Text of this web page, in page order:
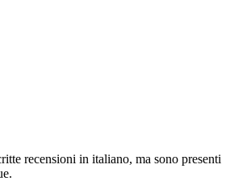
recensioni in italiano, ma sono presenti